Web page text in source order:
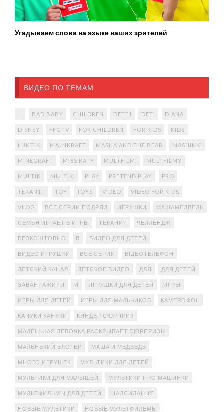
Угадываем слова на языке наших зрителей
ВИДЕО ПО ТЕМАМ
BAD BABY CHILDREN DETEJ DETI DIANA
DISNEY FFGTV FOR CHILDREN FOR KIDS KIDS
LUNTIK MAJNKRAFT MASHA AND THE BEAR MASHINKI
MINECRAFT MISS KATY MULTFILM. MULTFILMY
MULTIK MULTIKI PLAY PRETEND PLAY PRO
TERAN1T TOY TOYS VIDEO VIDEO FOR KIDS
VLOG ВСЕ СЕРИИ ПОДРЯД ИГРУШКИ МАШАМЕДВЕДЬ
СЕМЬЯ ИГРАЕТ В ИГРЫ ТЕРАНИТ ЧЕЛЛЕНДЖ
БЕЗКОШТОВНО В ВИДЕО ДЛЯ ДЕТЕЙ
ВИДЕО ИГРУШКИ ВСЕ СЕРИИ ВІДЕОТЕЛЕФОН
ДЕТСКИЙ КАНАЛ ДЕТСКОЕ ВИДЕО ДЛЯ ДЛЯ ДЕТЕЙ
ЗАВАНТАЖИТИ И ИГРУШКИ ДЛЯ ДЕТЕЙ ИГРЫ
ИГРЫ ДЛЯ ДЕТЕЙ ИГРЫ ДЛЯ МАЛЬЧИКОВ КАМЕРОФОН
КАПУКИ КАНУКИ КИНДЕР СЮРПРИЗ
МАЛЕНЬКАЯ ДЕВОЧКА РАСКРЫВАЕТ СЮРПРИЗЫ
МАЛЕНЬКИЙ БЛОГЕР МАША И МЕДВЕДЬ
МНОГО ИГРУШЕК МУЛЬТИКИ ДЛЯ ДЕТЕЙ
МУЛЬТИКИ ДЛЯ МАЛЫШЕЙ МУЛЬТИКИ ПРО МАШИНКИ
МУЛЬТФИЛЬМЫ ДЛЯ ДЕТЕЙ НАДСИЛАННЯ
НОВЫЕ МУЛЬТИКИ НОВЫЕ МУЛЬТФИЛЬМЫ